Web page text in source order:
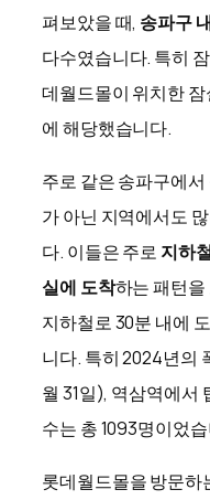
펴보았을 때, 송파구
다수였습니다. 특히
데월드몰이 위치한
에 해당했습니다.
주로 같은 송파구에
가 아닌 지역에서도
다. 이들은 주로 지하
실에 도착하는 패턴
지하철로 30분 내에
니다. 특히 2024년의
월 31일), 역삼역에서
수는 총 1093명이었
롯데월드몰을 방문하